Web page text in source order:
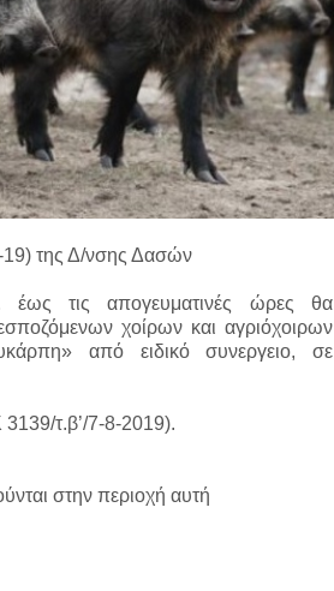
19) της Δ/νσης Δασών
τις απογευματινές ώρες θα
χοίρων και αγριόχοιρων
από ειδικό συνεργειο, σε
τ.β’/7-8-2019).
στην περιοχή αυτή